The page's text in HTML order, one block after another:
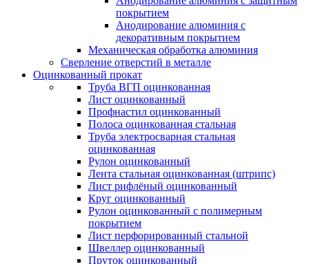
покрытием
Анодирование алюминия с
декоративным покрытием
Механическая обработка алюминия
Сверление отверстий в металле
Оцинкованный прокат
Труба ВГП оцинкованная
Лист оцинкованный
Профнастил оцинкованный
Полоса оцинкованная стальная
Труба электросварная стальная
оцинкованная
Рулон оцинкованный
Лента стальная оцинкованная (штрипс)
Лист рифлёный оцинкованный
Круг оцинкованный
Рулон оцинкованный с полимерным
покрытием
Лист перфорированный стальной
Швеллер оцинкованный
Пруток оцинкованный